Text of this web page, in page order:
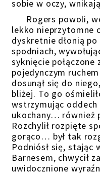
sobie w oczy,
Rogers powoli,
lekko nieprzytomne
dyskretnie dłonią
spodniach,
syknięcie połączone
pojedynczym
dosunął się do
bliżej. To go
wstrzymując
ukochany… również
Rozchylił rozpięte
gorąco… był tak
Podniósł się, stając
Barnesem, chwycił
uwidocznione